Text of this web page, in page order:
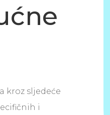
kroz sljedeće
i